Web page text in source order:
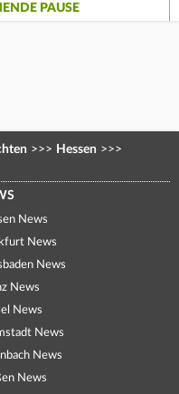
PAUSE
>>> Hessen >>>
News
News
News
News
News
News
News
News